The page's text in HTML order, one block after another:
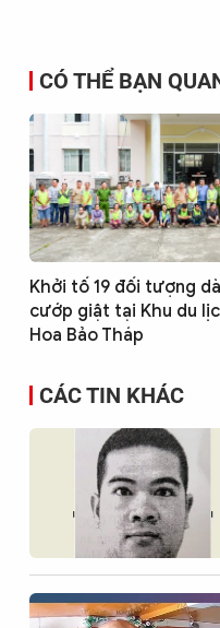
CÓ THỂ BẠN
Khởi tố 19 đối tượng
cướp giật tại Khu du
Hoa Bảo Tháp
CÁC TIN KHÁC